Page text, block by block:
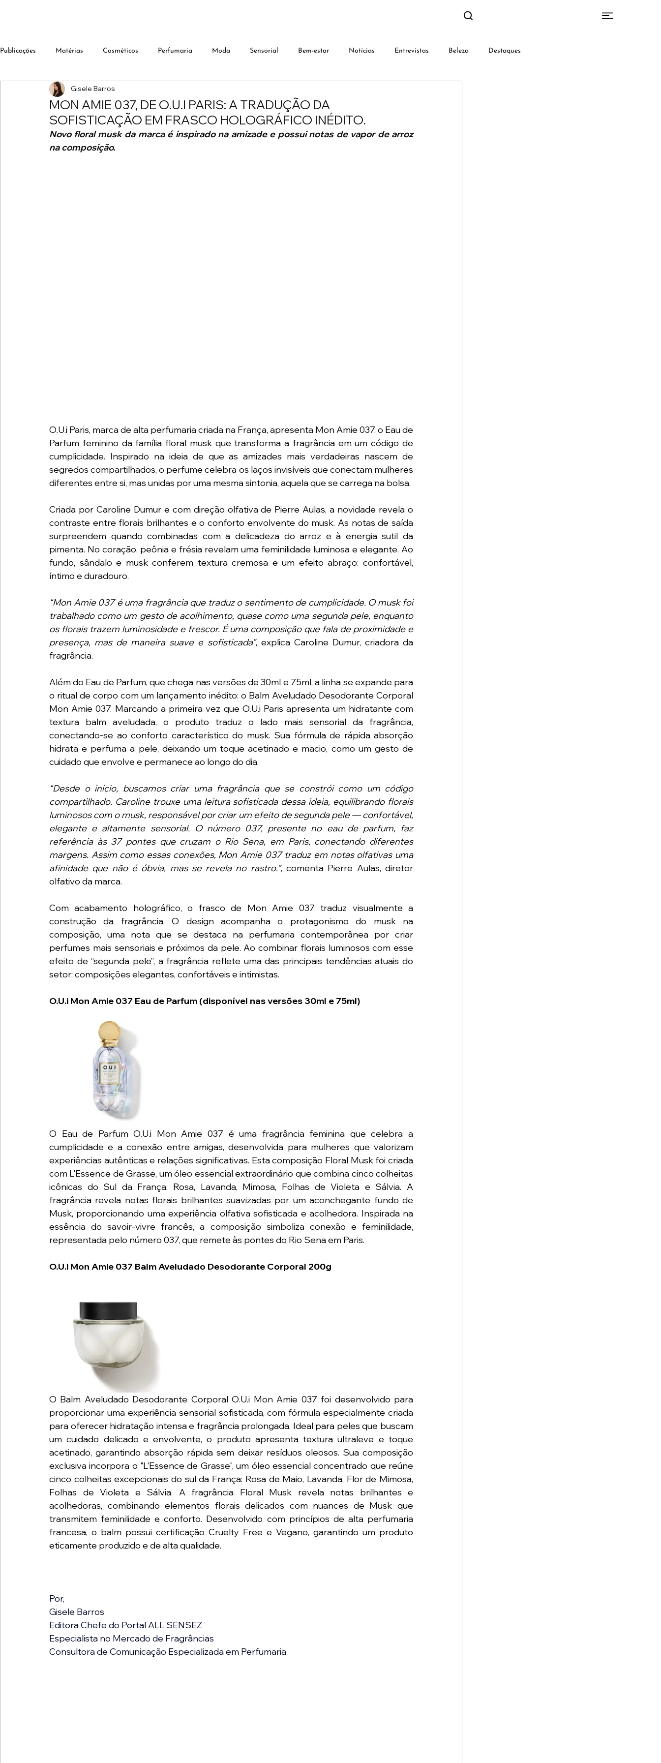
Publicações Matérias Cosméticos Perfumaria Moda Sensorial Bem-estar Notícias Entrevistas Beleza Destaques
MON AMIE 037, DE O.U.I PARIS: A TRADUÇÃO DA
SOFISTICAÇÃO EM FRASCO HOLOGRÁFICO INÉDITO.
Gisele Barros
Novo floral musk da marca é inspirado na amizade e possui notas de vapor de arroz
na composição.
O.U.i Paris, marca de alta perfumaria criada na França, apresenta Mon Amie 037, o Eau de
Parfum feminino da família floral musk que transforma a fragrância em um código de
cumplicidade. Inspirado na ideia de que as amizades mais verdadeiras nascem de
segredos compartilhados, o perfume celebra os laços invisíveis que conectam mulheres
diferentes entre si, mas unidas por uma mesma sintonia, aquela que se carrega na bolsa.
Criada por Caroline Dumur e com direção olfativa de Pierre Aulas, a novidade revela o
contraste entre florais brilhantes e o conforto envolvente do musk. As notas de saída
surpreendem quando combinadas com a delicadeza do arroz e à energia sutil da
pimenta. No coração, peônia e frésia revelam uma feminilidade luminosa e elegante. Ao
fundo, sândalo e musk conferem textura cremosa e um efeito abraço: confortável,
íntimo e duradouro.
“Mon Amie 037 é uma fragrância que traduz o sentimento de cumplicidade. O musk foi
trabalhado como um gesto de acolhimento, quase como uma segunda pele, enquanto
os florais trazem luminosidade e frescor. É uma composição que fala de proximidade e
presença, mas de maneira suave e sofisticada”, explica Caroline Dumur, criadora da
fragrância.
Além do Eau de Parfum, que chega nas versões de 30ml e 75ml, a linha se expande para
o ritual de corpo com um lançamento inédito: o Balm Aveludado Desodorante Corporal
Mon Amie 037. Marcando a primeira vez que O.U.i Paris apresenta um hidratante com
textura balm aveludada, o produto traduz o lado mais sensorial da fragrância,
conectando-se ao conforto característico do musk. Sua fórmula de rápida absorção
hidrata e perfuma a pele, deixando um toque acetinado e macio, como um gesto de
cuidado que envolve e permanece ao longo do dia.
“Desde o início, buscamos criar uma fragrância que se constrói como um código
compartilhado. Caroline trouxe uma leitura sofisticada dessa ideia, equilibrando florais
luminosos com o musk, responsável por criar um efeito de segunda pele — confortável,
elegante e altamente sensorial. O número 037, presente no eau de parfum, faz
referência às 37 pontes que cruzam o Rio Sena, em Paris, conectando diferentes
margens. Assim como essas conexões, Mon Amie 037 traduz em notas olfativas uma
afinidade que não é óbvia, mas se revela no rastro.”, comenta Pierre Aulas, diretor
olfativo da marca.
Com acabamento holográfico, o frasco de Mon Amie 037 traduz visualmente a
construção da fragrância. O design acompanha o protagonismo do musk na
composição, uma nota que se destaca na perfumaria contemporânea por criar
perfumes mais sensoriais e próximos da pele. Ao combinar florais luminosos com esse
efeito de “segunda pele”, a fragrância reflete uma das principais tendências atuais do
setor: composições elegantes, confortáveis e intimistas.
O.U.i Mon Amie 037 Eau de Parfum (disponível nas versões 30ml e 75ml)
O Eau de Parfum O.U.i Mon Amie 037 é uma fragrância feminina que celebra a
cumplicidade e a conexão entre amigas, desenvolvida para mulheres que valorizam
experiências autênticas e relações significativas. Esta composição Floral Musk foi criada
com L'Essence de Grasse, um óleo essencial extraordinário que combina cinco colheitas
icônicas do Sul da França: Rosa, Lavanda, Mimosa, Folhas de Violeta e Sálvia. A
fragrância revela notas florais brilhantes suavizadas por um aconchegante fundo de
Musk, proporcionando uma experiência olfativa sofisticada e acolhedora. Inspirada na
essência do savoir-vivre francês, a composição simboliza conexão e feminilidade,
representada pelo número 037, que remete às pontes do Rio Sena em Paris.
O.U.i Mon Amie 037 Balm Aveludado Desodorante Corporal 200g
O Balm Aveludado Desodorante Corporal O.U.i Mon Amie 037 foi desenvolvido para
proporcionar uma experiência sensorial sofisticada, com fórmula especialmente criada
para oferecer hidratação intensa e fragrância prolongada. Ideal para peles que buscam
um cuidado delicado e envolvente, o produto apresenta textura ultraleve e toque
acetinado, garantindo absorção rápida sem deixar resíduos oleosos. Sua composição
exclusiva incorpora o "L'Essence de Grasse", um óleo essencial concentrado que reúne
cinco colheitas excepcionais do sul da França: Rosa de Maio, Lavanda, Flor de Mimosa,
Folhas de Violeta e Sálvia. A fragrância Floral Musk revela notas brilhantes e
acolhedoras, combinando elementos florais delicados com nuances de Musk que
transmitem feminilidade e conforto. Desenvolvido com princípios de alta perfumaria
francesa, o balm possui certificação Cruelty Free e Vegano, garantindo um produto
eticamente produzido e de alta qualidade.
Por,
Gisele Barros
Editora Chefe do Portal ALL SENSEZ
Especialista no Mercado de Fragrâncias
Consultora de Comunicação Especializada em Perfumaria